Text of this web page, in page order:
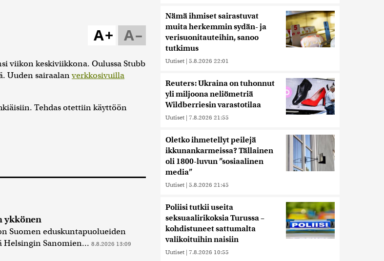
A–
A+
viikon keskiviikkona. Oulussa Stubb
Uuden sairaalanverkkosivuilla
Tehdas otettiin käyttöön
ykkönen
Suomen eduskuntapuolueiden
Helsingin Sanomien... 8.8.2026 13:09
Nämä ihmiset sairastuvat
muita herkemmin sydän- ja
verisuonitauteihin, sanoo
tutkimus
Uutiset | 5.8.2026 22:01
Reuters: Ukraina on tuhonnut
yli miljoona neliömetriä
Wildberriesin varastotilaa
Uutiset | 7.8.2026 21:55
Oletko ihmetellyt peilejä
ikkunankarmeissa? Tällainen
oli 1800-luvun ”sosiaalinen
media”
Uutiset | 5.8.2026 21:45
Poliisi tutkii useita
seksuaalirikoksia Turussa –
kohdistuneet sattumalta
valikoituihin naisiin
Uutiset | 7.8.2026 10:55